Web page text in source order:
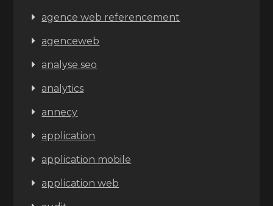
agence web referencement
agenceweb
analyse seo
analytics
annecy
application
application mobile
application web